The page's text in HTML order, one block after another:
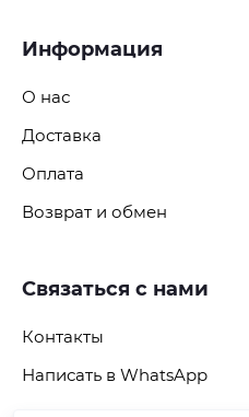
Информация
О нас
Доставка
Оплата
Возврат и обмен
Связаться с нами
Контакты
Написать в WhatsApp